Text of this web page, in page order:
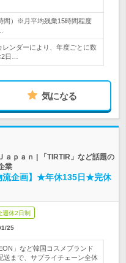
間）※月平均残業15時間程度
ンダーにより、年度ごとに数
日…
気になる
ｐａｎ | 「TIRTIR」など話題の
業
企画】★年休135日★完休
週休2日制
25
」など韓国コスメブランド
送まで、サプライチェーン全体